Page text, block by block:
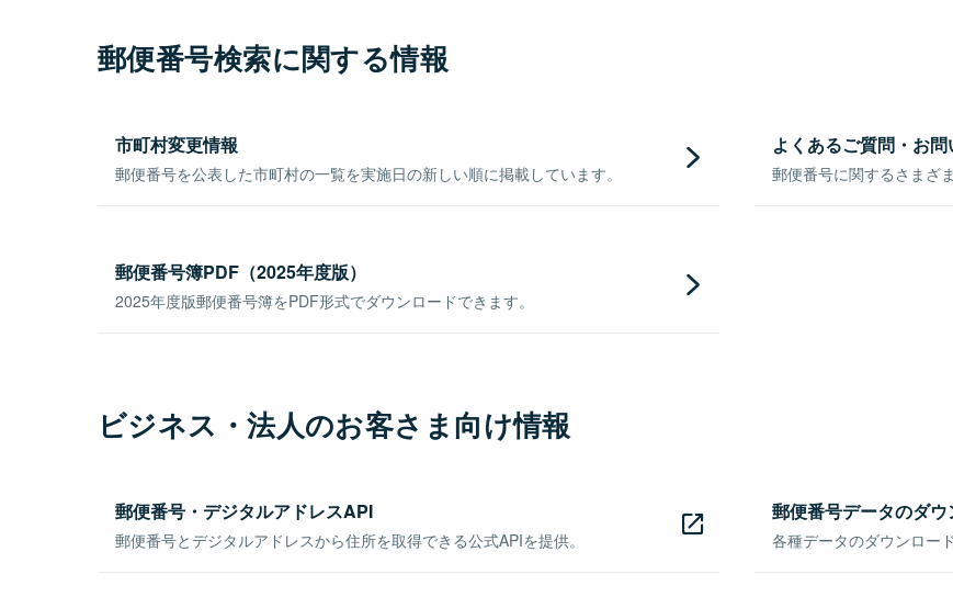
郵便番号検索に関する情報
市町村変更情報
郵便番号を公表した市町村の一覧を実施日の新しい順に掲載しています。
よくあるご質問・お
郵便番号に関するさまざ
郵便番号簿PDF（2025年度版）
2025年度版郵便番号簿をPDF形式でダウンロードできます。
ビジネス・法人のお客さま向け情報
郵便番号・デジタルアドレスAPI
郵便番号とデジタルアドレスから住所を取得できる公式APIを提供。
郵便番号データのダウ
各種データのダウンロー